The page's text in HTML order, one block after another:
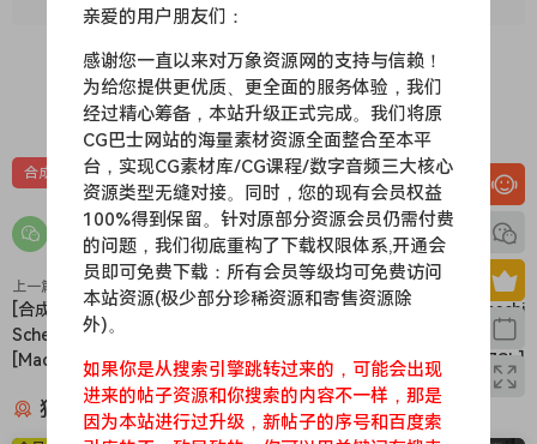
0 0
合成器 插件
上一篇
[合成器] Plugin Alliance Dmitry
Sches Thorn v1.3.2 U2B
[MacOSX]（26.3Mb）
下一篇
[南美电影乐器音源] Guareschi
The Ronroco v1.1.3 [KONTAKT]
(3.87Gb]
猜你喜欢
亲爱的用户朋友们：
感谢您一直以来对万象资源网的支持与信赖！
为给您提供更优质、更全面的服务体验，我们
经过精心筹备，本站升级正式完成。我们将原
CG巴士网站的海量素材资源全面整合至本平
台，实现CG素材库/CG课程/数字音频三大核心
资源类型无缝对接。同时，您的现有会员权益
100%得到保留。针对原部分资源会员仍需付费
的问题，我们彻底重构了下载权限体系,开通会
员即可免费下载：所有会员等级均可免费访问
本站资源(极少部分珍稀资源和寄售资源除
外)。
如果你是从搜索引擎跳转过来的，可能会出现
进来的帖子资源和你搜索的内容不一样，那是
因为本站进行过升级，新帖子的序号和百度索